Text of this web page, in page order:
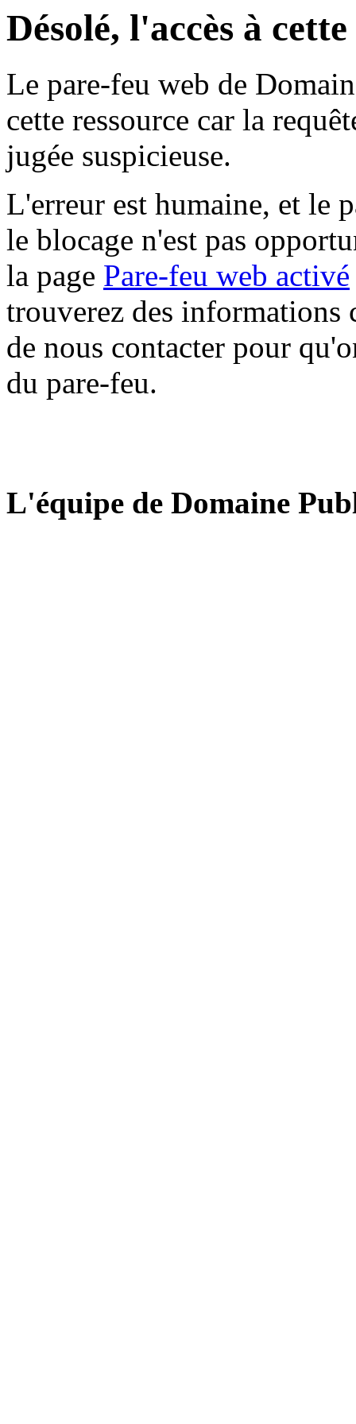
Désolé, l'accès à
Le pare-feu web de
cette ressource car la
jugée suspicieuse.
L'erreur est humaine, et le
le blocage n'est pas
la page Pare-feu web activé
trouverez des informations
de nous contacter pour
du pare-feu.
L'équipe de Domaine